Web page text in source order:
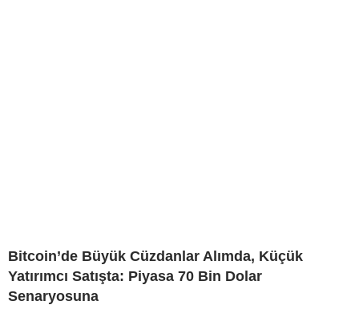
Bitcoin’de Büyük Cüzdanlar Alımda, Küçük
Yatırımcı Satışta: Piyasa 70 Bin Dolar
Senaryosuna